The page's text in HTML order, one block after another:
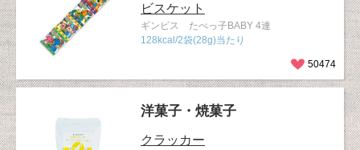
ビスケット
ギンビス たべっ子BABY 4連
128kcal/2袋(28g)当たり
50474
洋菓子・焼菓子
クラッカー